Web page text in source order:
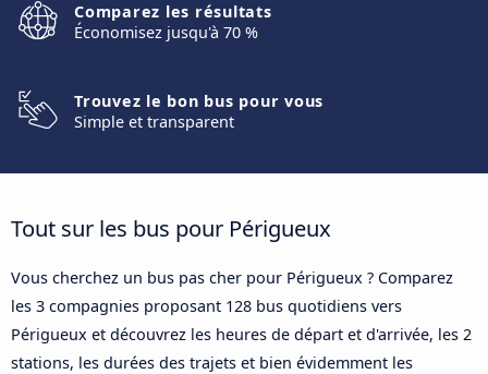
Comparez les résultats
Économisez jusqu'à 70 %
Trouvez le bon bus pour vous
Simple et transparent
Tout sur les bus pour Périgueux
Vous cherchez un bus pas cher pour Périgueux ? Comparez
les 3 compagnies proposant 128 bus quotidiens vers
Périgueux et découvrez les heures de départ et d'arrivée, les 2
stations, les durées des trajets et bien évidemment les